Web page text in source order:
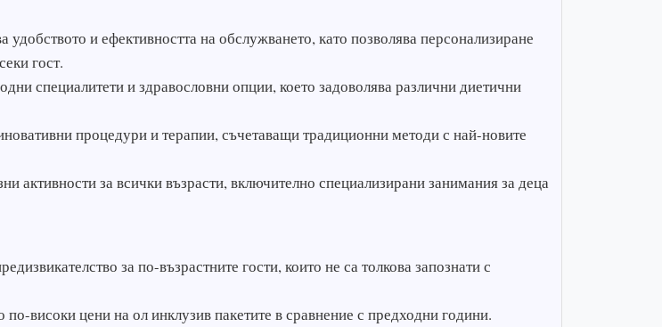
и ефективността на обслужването, като позволява персонализиране
гост.
специалитети и здравословни опции, което задоволява различни диетични
процедури и терапии, съчетаващи традиционни методи с най-новите
активности за всички възрасти, включително специализирани занимания за деца
за по-възрастните гости, които не са толкова запознати с
високи цени на ол инклузив пакетите в сравнение с предходни години.